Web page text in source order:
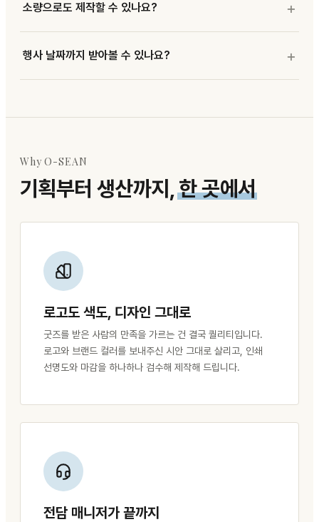
소량으로도 제작할 수 있나요?
행사 날짜까지 받아볼 수 있나요?
Why O-SEAN
기획부터 생산까지,한 곳에서
로고도 색도, 디자인 그대로
굿즈를 받은 사람의 만족을 가르는 건 결국 퀄리티입니다.
로고와 브랜드 컬러를 보내주신 시안 그대로 살리고, 인쇄
선명도와 마감을 하나하나 검수해 제작해 드립니다.
전담 매니저가 끝까지